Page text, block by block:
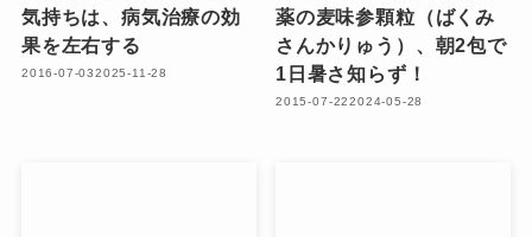
気持ちは、病気治療の効
果を左右する
2016-07-032025-11-28
薬の麦味参顆粒（ばくみ
さんかりゅう）、朝2包で
1日暑さ知らず！
2015-07-222024-05-28